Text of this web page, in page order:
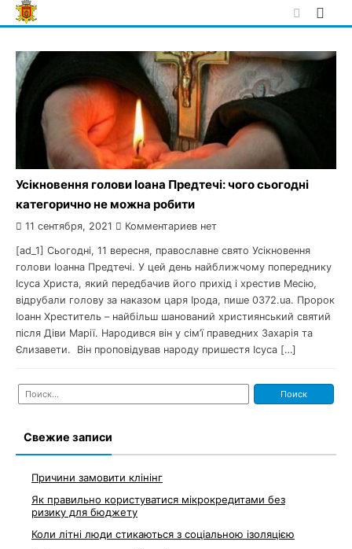
Skip
to
Усікновення голови Іоана Предтечі: чого сьогодні
категорично не можна робити
11 сентября, 2021 Комментариев нет
[ad_1] Сьогодні, 11 вересня, православне свято Усікновення
голови Іоанна Предтечі. У цей день найближчому попереднику
Ісуса Христа, який передбачив його прихід і хрестив Месію,
відрубали голову за наказом царя Ірода, пише 0372.ua. Пророк
Іоанн Хреститель – найбільш шанований християнський святий
після Діви Марії. Народився він у сім’ї праведних Захарія та
Єлизавети. Він проповідував народу пришестя Ісуса […]
Найти:
Свежие записи
Причини замовити клінінг
Як правильно користуватися мікрокредитами без
ризику для бюджету
Коли літні люди стикаються з соціальною ізоляцією